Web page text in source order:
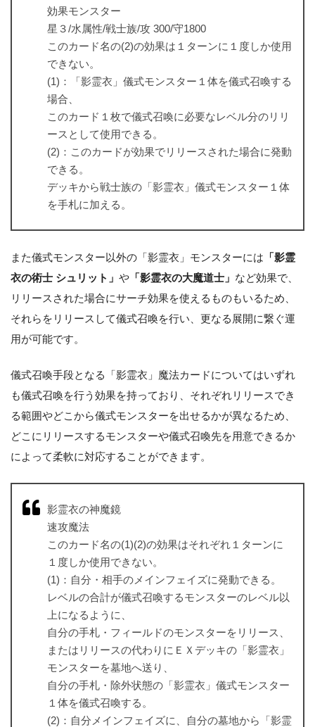
効果モンスター
星３/水属性/戦士族/攻 300/守1800
このカード名の(2)の効果は１ターンに１度しか使用
できない。
(1)：「影霊衣」儀式モンスター１体を儀式召喚する
場合、
このカード１枚で儀式召喚に必要なレベル分のリリ
ースとして使用できる。
(2)：このカードが効果でリリースされた場合に発動
できる。
デッキから戦士族の「影霊衣」儀式モンスター１体
を手札に加える。
また儀式モンスター以外の「影霊衣」モンスターには 「影霊
衣の術士 シュリット」 や 「影霊衣の大魔道士」 など効果で、
リリースされた場合にサーチ効果を使えるものもいるため、
それらをリリースして儀式召喚を行い、更なる展開に繋ぐ運
用が可能です。
儀式召喚手段となる「影霊衣」魔法カードについてはいずれ
も儀式召喚を行う効果を持っており、それぞれリリースでき
る範囲やどこから儀式モンスターを出せるかが異なるため、
どこにリリースするモンスターや儀式召喚先を用意できるか
によって柔軟に対応することができます。
影霊衣の神魔鏡
速攻魔法
このカード名の(1)(2)の効果はそれぞれ１ターンに
１度しか使用できない。
(1)：自分・相手のメインフェイズに発動できる。
レベルの合計が儀式召喚するモンスターのレベル以
上になるように、
自分の手札・フィールドのモンスターをリリース、
またはリリースの代わりにＥＸデッキの「影霊衣」
モンスターを墓地へ送り、
自分の手札・除外状態の「影霊衣」儀式モンスター
１体を儀式召喚する。
(2)：自分メインフェイズに、自分の墓地から「影霊